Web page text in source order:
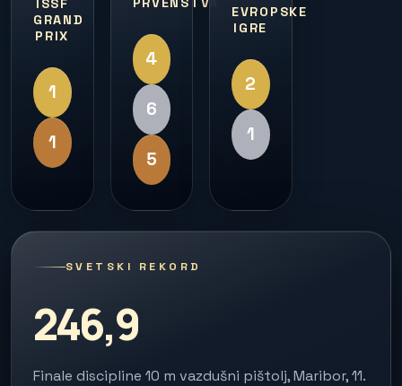
GRAND
PRIX
1
1
4
6
5
EVROPSKE
IGRE
2
1
SVETSKI REKORD
246,9
Finale discipline 10 m vazdušni pištolj, Maribor, 11.